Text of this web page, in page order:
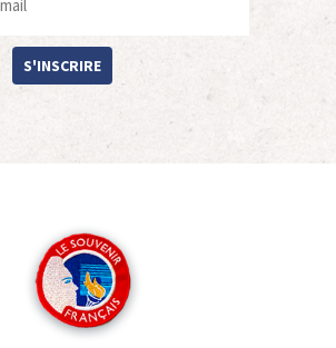
S'INSCRIRE